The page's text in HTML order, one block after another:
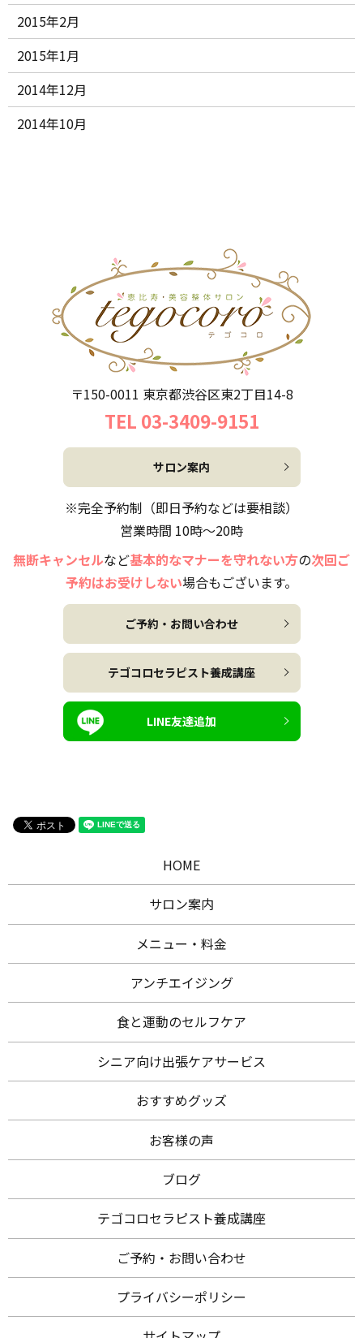
2015年2月
2015年1月
2014年12月
2014年10月
〒150-0011 東京都渋谷区東2丁目14-8
TEL 03-3409-9151
サロン案内
※完全予約制（即日予約などは要相談）
営業時間 10時～20時
無断キャンセルなど基本的なマナーを守れない方の次回ご
予約はお受けしない場合もございます。
ご予約・お問い合わせ
テゴコロセラピスト養成講座
LINE友達追加
HOME
サロン案内
メニュー・料金
アンチエイジング
食と運動のセルフケア
シニア向け出張ケアサービス
おすすめグッズ
お客様の声
ブログ
テゴコロセラピスト養成講座
ご予約・お問い合わせ
プライバシーポリシー